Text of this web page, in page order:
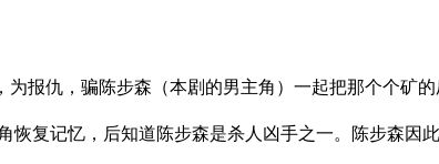
报仇，骗陈步森（本剧的男主角）一起把那个个矿
复记忆，后知道陈步森是杀人凶手之一。陈步森因此